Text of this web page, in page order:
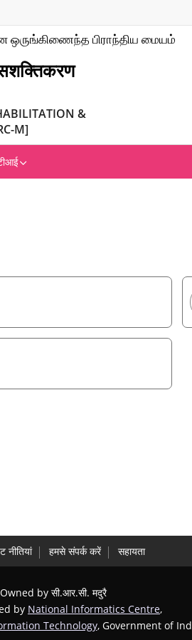
ஒருங்கிணைந்த பிராந்திய மையம்
&
M]
नीतियां हमसे संपर्क करें सहायता
by सी.आर.सी. मदुरै
by National Informatics Centre,
Technology, Government of